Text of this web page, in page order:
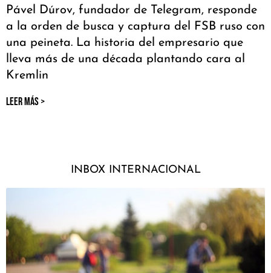
Pável Dúrov, fundador de Telegram, responde
a la orden de busca y captura del FSB ruso con
una peineta. La historia del empresario que
lleva más de una década plantando cara al
Kremlin
LEER MÁS >
INBOX INTERNACIONAL